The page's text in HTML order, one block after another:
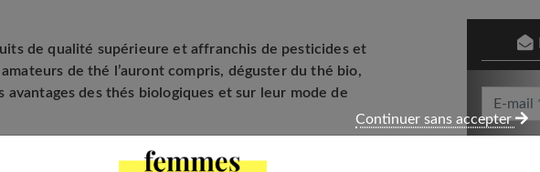
de qualité supérieure et affranchis de pesticides et
de thé l’auront compris, déguster du thé bio,
avantages des thés biologiques et sur leur mode de
Votre
Continuer sans accepter